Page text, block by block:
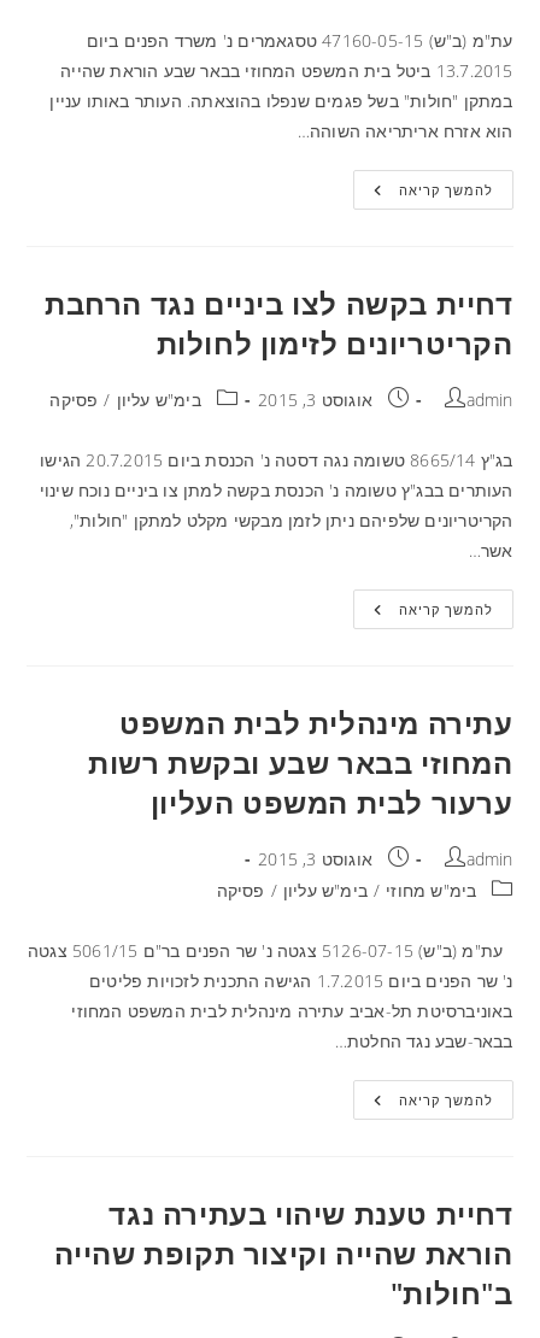
עת"מ (ב"ש) 47160-05-15 טסגאמרים נ' משרד הפנים ביום
13.7.2015 ביטל בית המשפט המחוזי בבאר שבע הוראת שהייה
במתקן "חולות" בשל פגמים שנפלו בהוצאתה. העותר באותו עניין
הוא אזרח אריתריאה השוהה…
להמשך קריאה
דחיית בקשה לצו ביניים נגד הרחבת
הקריטריונים לזימון לחולות
admin אוגוסט 3, 2015 בימ"ש עליון / פסיקה
בג"ץ 8665/14 טשומה נגה דסטה נ' הכנסת ביום 20.7.2015 הגישו
העותרים בבג"ץ טשומה נ' הכנסת בקשה למתן צו ביניים נוכח שינוי
הקריטריונים שלפיהם ניתן לזמן מבקשי מקלט למתקן "חולות",
אשר…
להמשך קריאה
עתירה מינהלית לבית המשפט
המחוזי בבאר שבע ובקשת רשות
ערעור לבית המשפט העליון
admin
אוגוסט 3, 2015
בימ"ש מחוזי / בימ"ש עליון / פסיקה
עת"מ (ב"ש) 5126-07-15 צגטה נ' שר הפנים בר"ם 5061/15 צגטה
נ' שר הפנים ביום 1.7.2015 הגישה התכנית לזכויות פליטים
באוניברסיטת תל-אביב עתירה מינהלית לבית המשפט המחוזי
בבאר-שבע נגד החלטת…
להמשך קריאה
דחיית טענת שיהוי בעתירה נגד
הוראת שהייה וקיצור תקופת שהייה
ב"חולות"